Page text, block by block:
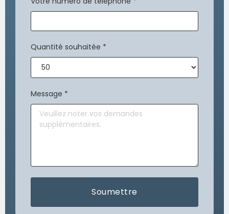
Quantité souhaitée *
Message *
Soumettre